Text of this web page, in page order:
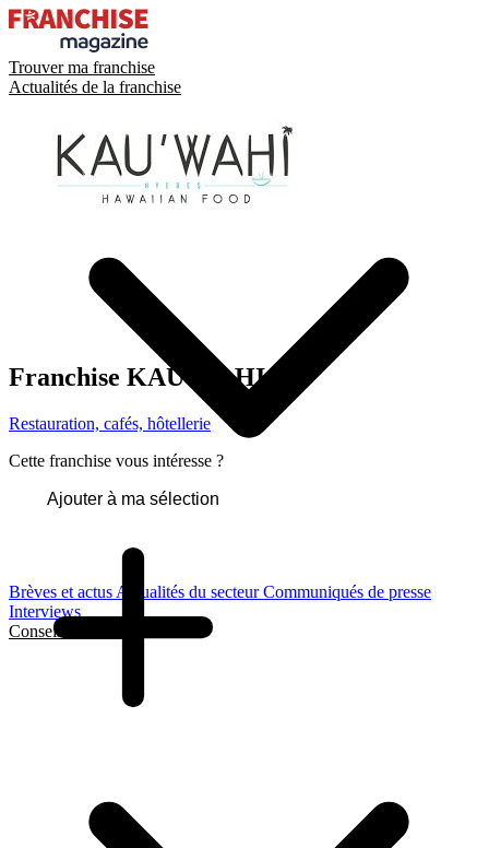
Trouver ma franchise
Actualités de la franchise
Brèves et actus Actualités du secteurCommuniqués de presse
Interviews
Conseils et Guides
Franchise KAU’WAHI
Restauration, cafés, hôtellerie
Cette franchise vous intéresse ?
Ajouter à ma sélection